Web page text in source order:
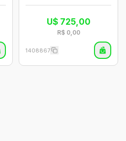
U$ 725,00
R$ 0,00
1408867